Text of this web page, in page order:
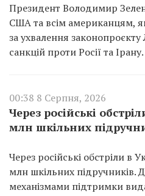
Президент Володимир
США та всім американцям,
за ухвалення
санкцій проти Росії та Ірану.
00:38 8 Серпня, 2026
Через російські
млн шкільних
Через російські обстріли в
млн шкільних підручників.
механізмами підтримки